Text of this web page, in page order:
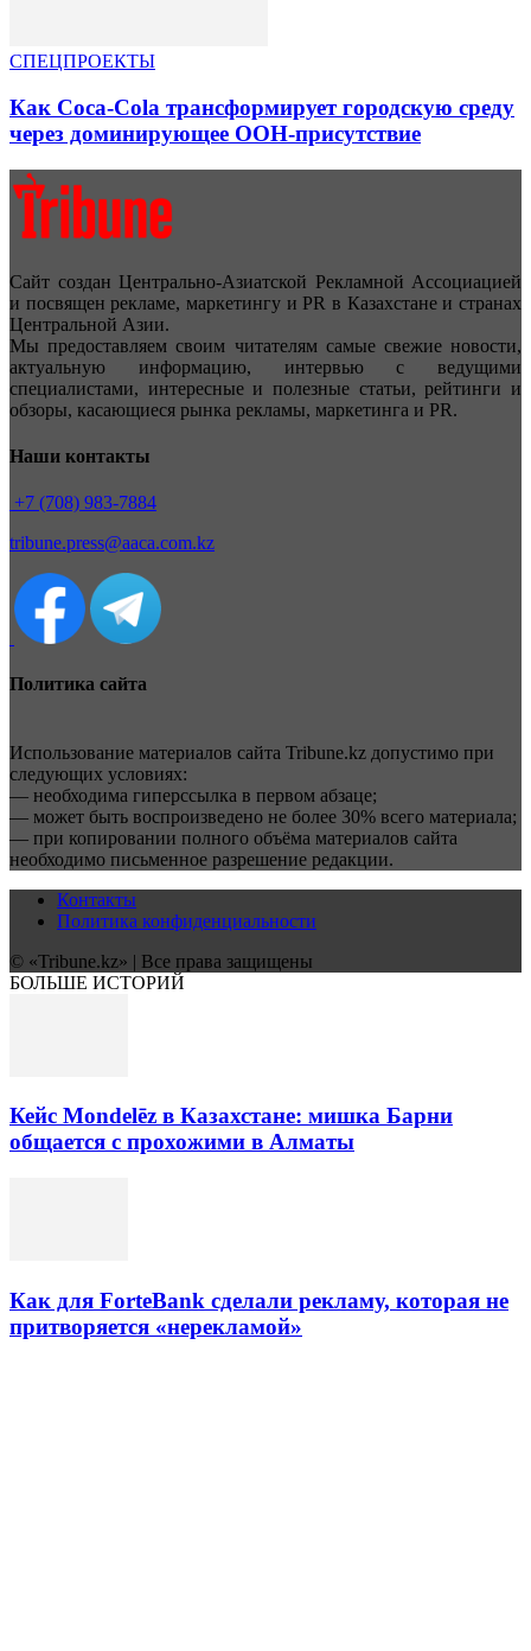
СПЕЦПРОЕКТЫ
Как Coca-Cola трансформирует городскую среду
через доминирующее OOH-присутствие
Сайт создан Центрально-Азиатской Рекламной Ассоциацией
и посвящен рекламе, маркетингу и PR в Казахстане и странах
Центральной Азии.
Мы предоставляем своим читателям самые свежие новости,
актуальную информацию, интервью с ведущими
специалистами, интересные и полезные статьи, рейтинги и
обзоры, касающиеся рынка рекламы, маркетинга и PR.
Наши контакты
+7 (708) 983-7884
tribune.press@aaca.com.kz
Политика сайта
Использование материалов сайта Tribune.kz допустимо при
следующих условиях:
— необходима гиперссылка в первом абзаце;
— может быть воспроизведено не более 30% всего материала;
— при копировании полного объёма материалов сайта
необходимо письменное разрешение редакции.
Контакты
Политика конфиденциальности
© «Tribune.kz» | Все права защищены
БОЛЬШЕ ИСТОРИЙ
Кейс Mondelēz в Казахстане: мишка Барни
общается с прохожими в Алматы
Как для ForteBank сделали рекламу, которая не
притворяется «нерекламой»